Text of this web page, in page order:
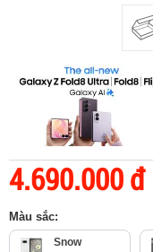
4.690.000 đ
Màu sắc:
Snow